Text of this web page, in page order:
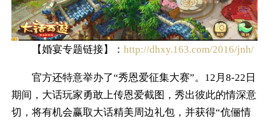
【婚宴专题链接】：http://dhxy.163.com/2016/jnh/
官方还特意举办了“秀恩爱征集大赛”。12月8-22日
期间，大话玩家勇敢上传恩爱截图，秀出彼此的情深意
切，将有机会赢取大话精美周边礼包，并获得“伉俪情